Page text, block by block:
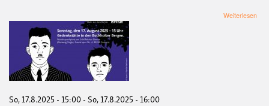
Weiterlesen
So, 17.8.2025 - 15:00-So, 17.8.2025 - 16:00